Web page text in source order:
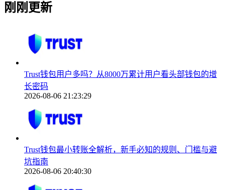
刚刚更新
Trust钱包用户多吗？从8000万累计用户看头部钱包的增
长密码
2026-08-06 21:23:29
Trust钱包最小转账全解析，新手必知的规则、门槛与避
坑指南
2026-08-06 20:40:30